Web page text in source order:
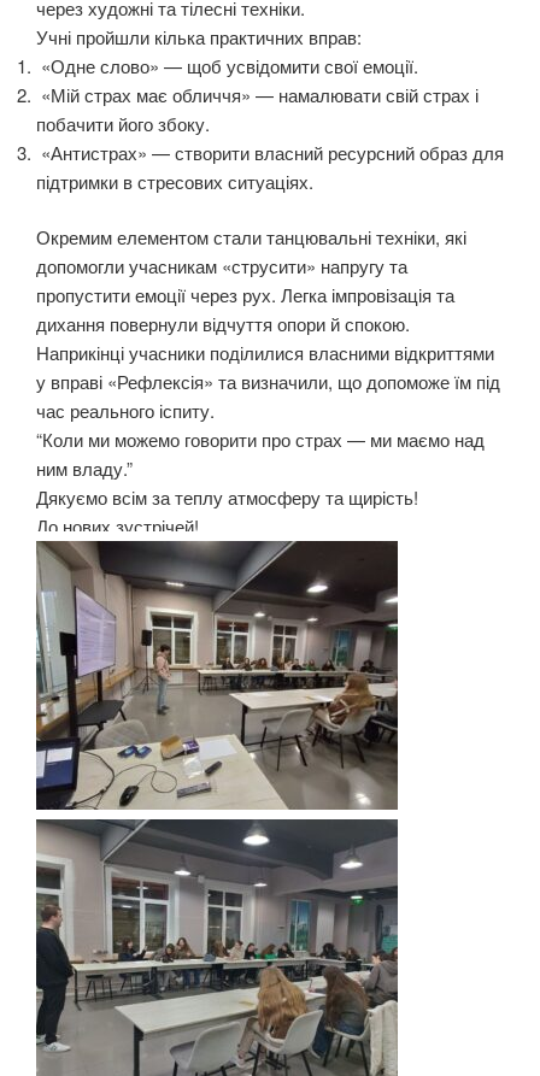
через художні та тілесні техніки.
Учні пройшли кілька практичних вправ:
«Одне слово» — щоб усвідомити свої емоції.
«Мій страх має обличчя» — намалювати свій страх і
побачити його збоку.
«Антистрах» — створити власний ресурсний образ для
підтримки в стресових ситуаціях.
Окремим елементом стали танцювальні техніки, які
допомогли учасникам «струсити» напругу та
пропустити емоції через рух. Легка імпровізація та
дихання повернули відчуття опори й спокою.
Наприкінці учасники поділилися власними відкриттями
у вправі «Рефлексія» та визначили, що допоможе їм під
час реального іспиту.
“Коли ми можемо говорити про страх — ми маємо над
ним владу.”
Дякуємо всім за теплу атмосферу та щирість!
До нових зустрічей!